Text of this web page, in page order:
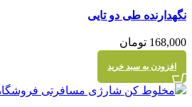
نمایش سریع
نگهدارنده طی دو تایی
168,000 تومان
افزودن به سبد خرید